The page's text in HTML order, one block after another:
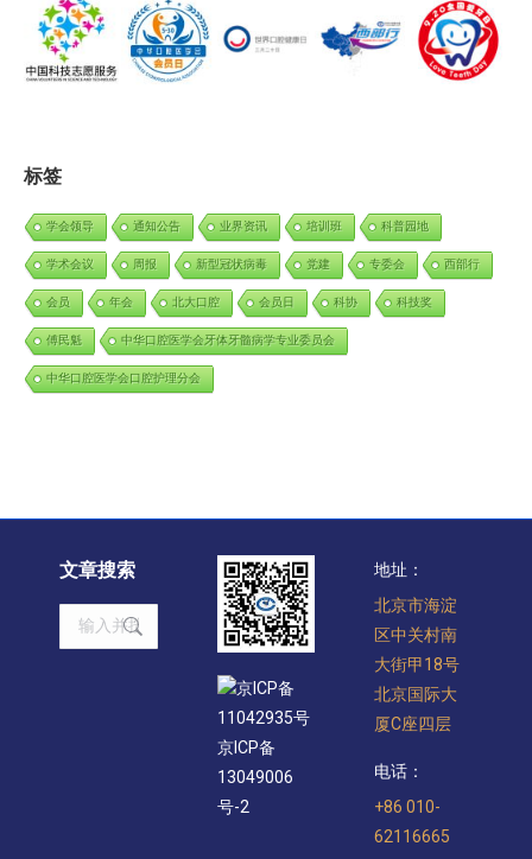
标签
学会领导 通知公告 业界资讯 培训班 科普园地
学术会议 周报 新型冠状病毒 党建 专委会 西部行
会员 年会 北大口腔 会员日 科协 科技奖
傅民魁 中华口腔医学会牙体牙髓病学专业委员会
中华口腔医学会口腔护理分会
文章搜索
Search:
京ICP备
11042935号
京ICP备
13049006
号-2
地址：
北京市海淀
区中关村南
大街甲18号
北京国际大
厦C座四层
电话：
+86 010-
62116665